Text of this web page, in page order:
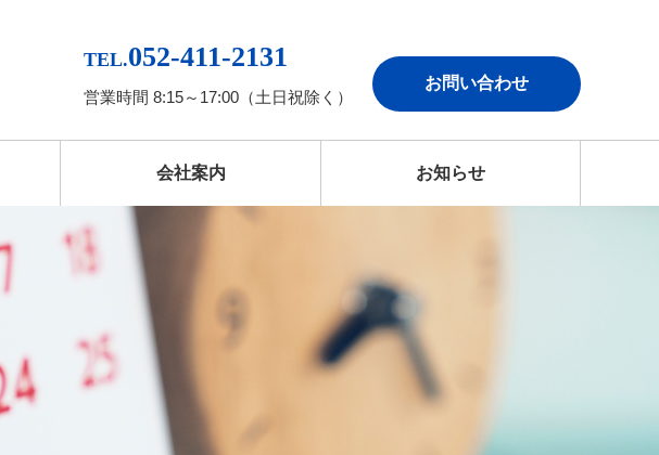
TEL.052-411-2131
営業時間 8:15～17:00（土日祝除く）
お問い合わせ
会社案内 お知らせ